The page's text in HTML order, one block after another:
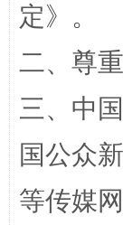
定》。
二、尊
三、中
国公众
等传媒